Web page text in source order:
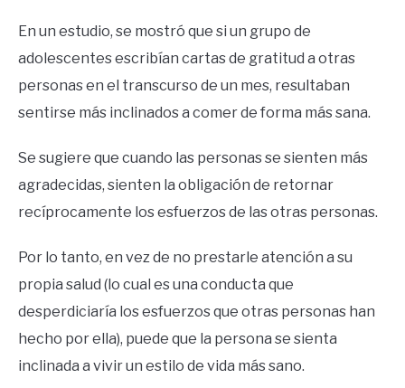
En un estudio, se mostró que si un grupo de
adolescentes escribían cartas de gratitud a otras
personas en el transcurso de un mes, resultaban
sentirse más inclinados a comer de forma más sana.
Se sugiere que cuando las personas se sienten más
agradecidas, sienten la obligación de retornar
recíprocamente los esfuerzos de las otras personas.
Por lo tanto, en vez de no prestarle atención a su
propia salud (lo cual es una conducta que
desperdiciaría los esfuerzos que otras personas han
hecho por ella), puede que la persona se sienta
inclinada a vivir un estilo de vida más sano.